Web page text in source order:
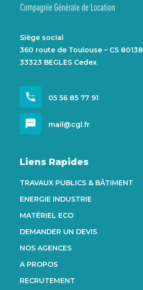
Siège social
360 route de Toulouse – CS 80138
33323 BEGLES Cedex
settings_phone 05 56 85 77 91
sms mail@cgl.fr
Liens Rapides
TRAVAUX PUBLICS & BÂTIMENT
ENERGIE INDUSTRIE
MATÉRIEL ECO
DEMANDER UN DEVIS
NOS AGENCES
A PROPOS
RECRUTEMENT